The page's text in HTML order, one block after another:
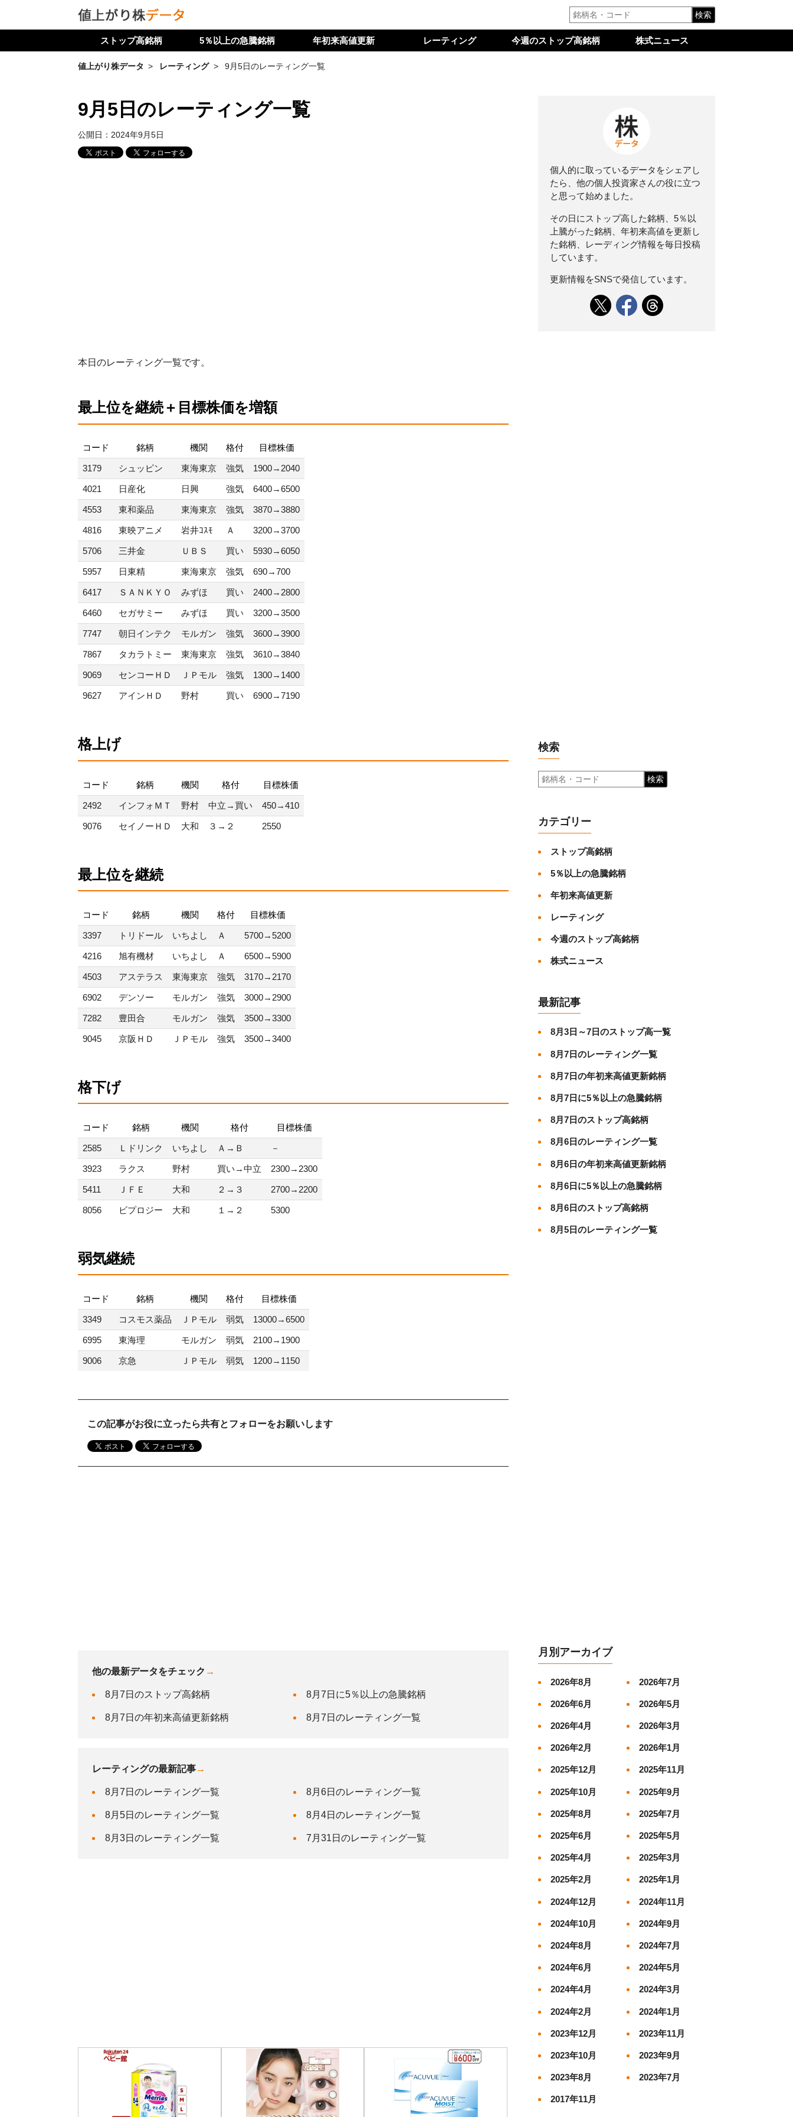
検索
ストップ高銘柄 5％以上の急騰銘柄 年初来高値更新 レーティング 今週のストップ高銘柄 株式ニュース
値上がり株データ レーティング 9月5日のレーティング一覧
9月5日のレーティング一覧
公開日： 2024年9月5日
本日のレーティング一覧です。
最上位を継続＋目標株価を増額
コード 銘柄 機関 格付 目標株価
3179 シュッピン 東海東京 強気 1900→2040
4021 日産化 日興 強気 6400→6500
4553 東和薬品 東海東京 強気 3870→3880
4816 東映アニメ 岩井ｺｽﾓ Ａ 3200→3700
5706 三井金 ＵＢＳ 買い 5930→6050
5957 日東精 東海東京 強気 690→700
6417 ＳＡＮＫＹＯ みずほ 買い 2400→2800
6460 セガサミー みずほ 買い 3200→3500
7747 朝日インテク モルガン 強気 3600→3900
7867 タカラトミー 東海東京 強気 3610→3840
9069 センコーＨＤ ＪＰモル 強気 1300→1400
9627 アインＨＤ 野村 買い 6900→7190
格上げ
コード 銘柄 機関 格付 目標株価
2492 インフォＭＴ 野村 中立→買い 450→410
9076 セイノーＨＤ 大和 ３→２ 2550
最上位を継続
コード 銘柄 機関 格付 目標株価
3397 トリドール いちよし Ａ 5700→5200
4216 旭有機材 いちよし Ａ 6500→5900
4503 アステラス 東海東京 強気 3170→2170
6902 デンソー モルガン 強気 3000→2900
7282 豊田合 モルガン 強気 3500→3300
9045 京阪ＨＤ ＪＰモル 強気 3500→3400
格下げ
コード 銘柄 機関 格付 目標株価
2585 Ｌドリンク いちよし Ａ→Ｂ －
3923 ラクス 野村 買い→中立 2300→2300
5411 ＪＦＥ 大和 ２→３ 2700→2200
8056 ビプロジー 大和 １→２ 5300
弱気継続
コード 銘柄 機関 格付 目標株価
3349 コスモス薬品 ＪＰモル 弱気 13000→6500
6995 東海理 モルガン 弱気 2100→1900
9006 京急 ＪＰモル 弱気 1200→1150
この記事がお役に立ったら共有とフォローをお願いします
他の最新データをチェック →
8月7日のストップ高銘柄 8月7日に5％以上の急騰銘柄
8月7日の年初来高値更新銘柄 8月7日のレーティング一覧
レーティングの最新記事→
8月7日のレーティング一覧 8月6日のレーティング一覧
8月5日のレーティング一覧 8月4日のレーティング一覧
8月3日のレーティング一覧 7月31日のレーティング一覧
個人的に取っているデータをシェアし
たら、他の個人投資家さんの役に立つ
と思って始めました。
その日にストップ高した銘柄、5％以
上騰がった銘柄、年初来高値を更新し
た銘柄、レーディング情報を毎日投稿
しています。
更新情報をSNSで発信しています。
検索
検索
カテゴリー
ストップ高銘柄
5％以上の急騰銘柄
年初来高値更新
レーティング
今週のストップ高銘柄
株式ニュース
最新記事
8月3日～7日のストップ高一覧
8月7日のレーティング一覧
8月7日の年初来高値更新銘柄
8月7日に5％以上の急騰銘柄
8月7日のストップ高銘柄
8月6日のレーティング一覧
8月6日の年初来高値更新銘柄
8月6日に5％以上の急騰銘柄
8月6日のストップ高銘柄
8月5日のレーティング一覧
月別アーカイブ
2026年8月 2026年7月
2026年6月 2026年5月
2026年4月 2026年3月
2026年2月 2026年1月
2025年12月 2025年11月
2025年10月 2025年9月
2025年8月 2025年7月
2025年6月 2025年5月
2025年4月 2025年3月
2025年2月 2025年1月
2024年12月 2024年11月
2024年10月 2024年9月
2024年8月 2024年7月
2024年6月 2024年5月
2024年4月 2024年3月
2024年2月 2024年1月
2023年12月 2023年11月
2023年10月 2023年9月
2023年8月 2023年7月
2017年11月